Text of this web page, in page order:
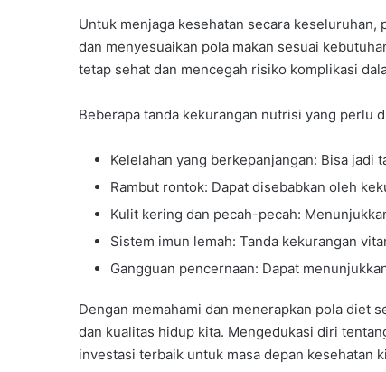
Untuk menjaga kesehatan secara
dan menyesuaikan pola makan sesuai
tetap sehat dan mencegah risiko komplikasi
Beberapa tanda kekurangan nutrisi yang perlu
Kelelahan yang berkepanjangan: Bisa jadi
Rambut rontok: Dapat disebabkan oleh
Kulit kering dan pecah-pecah:
Sistem imun lemah: Tanda kekurangan
Gangguan pencernaan: Dapat
Dengan memahami dan menerapkan pola diet
dan kualitas hidup kita. Mengedukasi diri
investasi terbaik untuk masa depan kesehatan